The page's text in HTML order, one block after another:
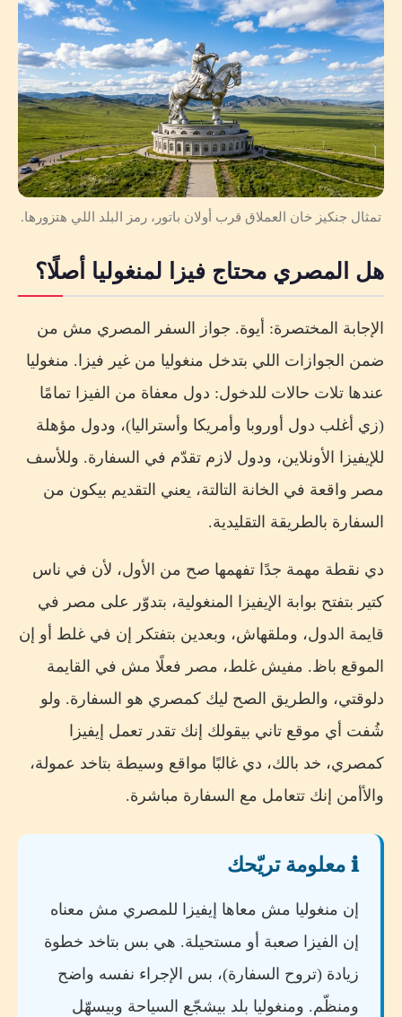
تمثال جنكيز خان العملاق قرب أولان باتور، رمز البلد اللي هتزورها.
هل المصري محتاج فيزا لمنغوليا أصلًا؟
الإجابة المختصرة: أيوة. جواز السفر المصري مش من
ضمن الجوازات اللي بتدخل منغوليا من غير فيزا. منغوليا
عندها تلات حالات للدخول: دول معفاة من الفيزا تمامًا
(زي أغلب دول أوروبا وأمريكا وأستراليا)، ودول مؤهلة
للإيفيزا الأونلاين، ودول لازم تقدّم في السفارة. وللأسف
مصر واقعة في الخانة التالتة، يعني التقديم بيكون من
السفارة بالطريقة التقليدية.
دي نقطة مهمة جدًا تفهمها صح من الأول، لأن في ناس
كتير بتفتح بوابة الإيفيزا المنغولية، بتدوّر على مصر في
قايمة الدول، وملقهاش، وبعدين بتفتكر إن في غلط أو إن
الموقع باظ. مفيش غلط، مصر فعلًا مش في القايمة
دلوقتي، والطريق الصح ليك كمصري هو السفارة. ولو
شُفت أي موقع تاني بيقولك إنك تقدر تعمل إيفيزا
كمصري، خد بالك، دي غالبًا مواقع وسيطة بتاخد عمولة،
والأأمن إنك تتعامل مع السفارة مباشرة.
ℹ️ معلومة تريّحك
إن منغوليا مش معاها إيفيزا للمصري مش معناه
إن الفيزا صعبة أو مستحيلة. هي بس بتاخد خطوة
زيادة (تروح السفارة)، بس الإجراء نفسه واضح
ومنظّم. ومنغوليا بلد بيشجّع السياحة وبيسهّل